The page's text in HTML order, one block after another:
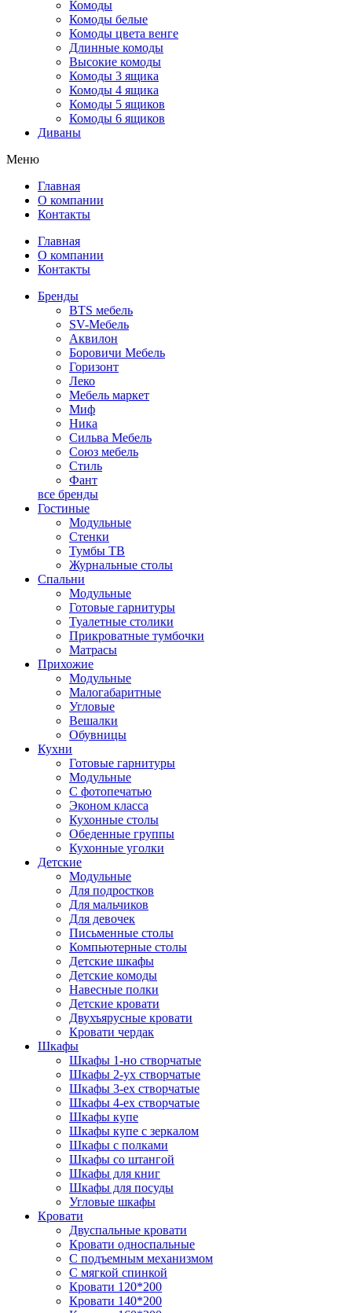
Комоды
Комоды белые
Комоды цвета венге
Длинные комоды
Высокие комоды
Комоды 3 ящика
Комоды 4 ящика
Комоды 5 ящиков
Комоды 6 ящиков
Диваны
Меню
Главная
О компании
Контакты
Главная
О компании
Контакты
Бренды
BTS мебель
SV-Мебель
Аквилон
Боровичи Мебель
Горизонт
Леко
Мебель маркет
Миф
Ника
Сильва Мебель
Союз мебель
Стиль
Фант
все бренды
Гостиные
Модульные
Стенки
Тумбы ТВ
Журнальные столы
Спальни
Модульные
Готовые гарнитуры
Туалетные столики
Прикроватные тумбочки
Матрасы
Прихожие
Модульные
Малогабаритные
Угловые
Вешалки
Обувницы
Кухни
Готовые гарнитуры
Модульные
С фотопечатью
Эконом класса
Кухонные столы
Обеденные группы
Кухонные уголки
Детские
Модульные
Для подростков
Для мальчиков
Для девочек
Письменные столы
Компьютерные столы
Детские шкафы
Детские комоды
Навесные полки
Детские кровати
Двухъярусные кровати
Кровати чердак
Шкафы
Шкафы 1-но створчатые
Шкафы 2-ух створчатые
Шкафы 3-ех створчатые
Шкафы 4-ех створчатые
Шкафы купе
Шкафы купе с зеркалом
Шкафы с полками
Шкафы со штангой
Шкафы для книг
Шкафы для посуды
Угловые шкафы
Кровати
Двуспальные кровати
Кровати односпальные
С подъемным механизмом
С мягкой спинкой
Кровати 120*200
Кровати 140*200